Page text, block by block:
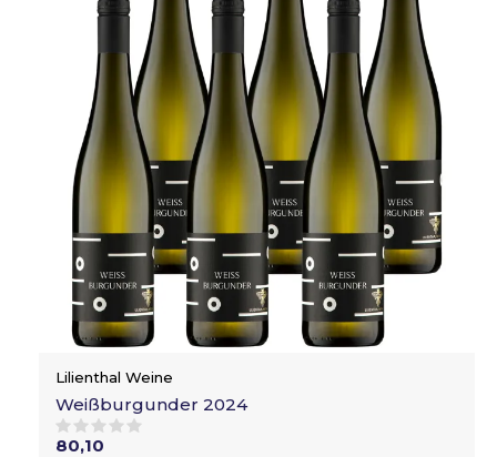
Lilienthal Weine
Weißburgunder 2024
80,10